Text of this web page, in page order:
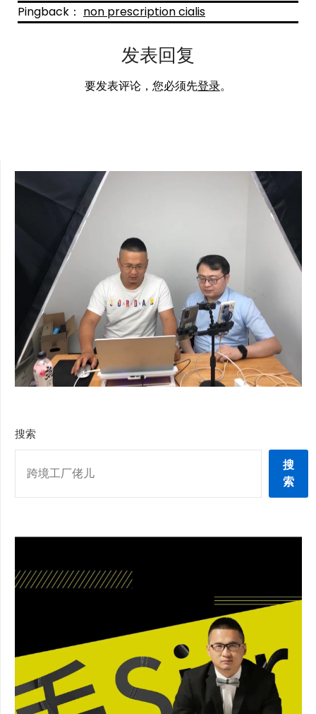
Pingback： non prescription cialis
发表回复
要发表评论，您必须先登录。
搜索
搜
索